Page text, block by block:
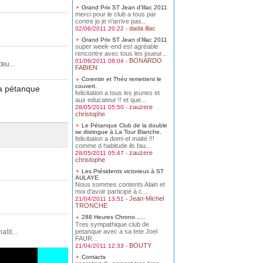
pétanque
Grand Prix ST Jean d'Illac 2011
merci pour le club a tous par
contre jo je n'arrive pas...
02/06/2011 20:22 - dada illac
Grand Prix ST Jean d'Illac 2011
super week-end est agréable
rencontre avec tous les joueur...
01/06/2011 08:04 - BONARDO
FABIEN
Corentin et Théo remettent le
couvert.
felicitation a tous les jeunes et
aux educateur !! et que...
28/05/2011 05:50 - zauzere
christophe
Le Pétanque Club de la double
se distingue à La Tour Blanche.
felicitation a domi et maité !!!
comme d habitude ils fau...
28/05/2011 05:47 - zauzere
christophe
Les Présidents victorieux à ST
AULAYE.
Nous sommes contents Alain et
moi d'avoir participé à c...
21/04/2011 13:51 - Jean-Michel
TRONCHE
288 Heures Chrono......
Tres sympathique club de
petanque avec a sa tete Joel
FAUR...
21/04/2011 12:33 - BOUTY
Contacts